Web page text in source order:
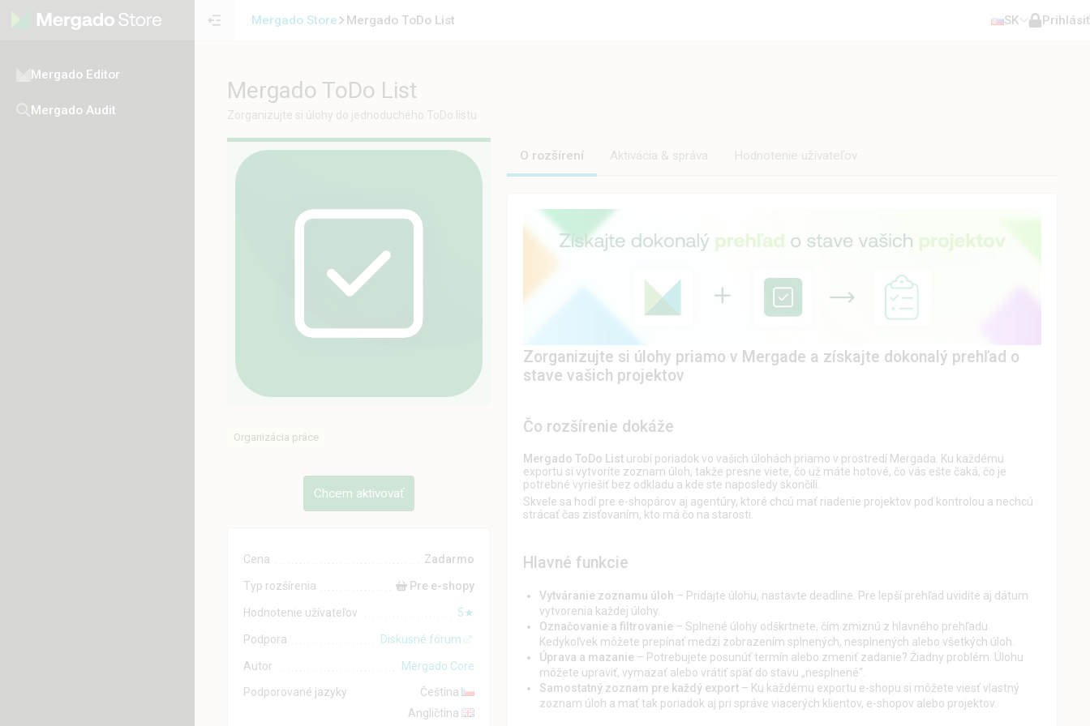
Mergado Store Mergado ToDo List SK Prihlásiť
Mergado Editor
Mergado Audit
Mergado ToDo List
Zorganizujte si úlohy do jednoduchého ToDo listu
Organizácia práce
Chcem aktivovať
Cena Zadarmo
Typ rozšírenia Pre e-shopy
Hodnotenie užívateľov 5★
Podpora Diskusné fórum
Autor
Mergado Core
Podporované jazyky
Čeština
Angličtina
O rozšírení Aktivácia & správa Hodnotenie užívateľov
Zorganizujte si úlohy priamo v Mergade a získajte dokonalý prehľad o
stave vašich projektov
Čo rozšírenie dokáže
Mergado ToDo List urobí poriadok vo vašich úlohách priamo v prostredí Mergada. Ku každému
exportu si vytvoríte zoznam úloh, takže presne viete, čo už máte hotové, čo vás ešte čaká, čo je
potrebné vyriešiť bez odkladu a kde ste naposledy skončili.
Skvele sa hodí pre e-shopárov aj agentúry, ktoré chcú mať riadenie projektov pod kontrolou a nechcú
strácať čas zisťovaním, kto má čo na starosti.
Hlavné funkcie
Vytváranie zoznamu úloh – Pridajte úlohu, nastavte deadline. Pre lepší prehľad uvidíte aj dátum
vytvorenia každej úlohy.
Označovanie a filtrovanie – Splnené úlohy odškrtnete, čím zmiznú z hlavného prehľadu.
Kedykoľvek môžete prepínať medzi zobrazením splnených, nesplnených alebo všetkých úloh.
Úprava a mazanie – Potrebujete posunúť termín alebo zmeniť zadanie? Žiadny problém. Úlohu
môžete upraviť, vymazať alebo vrátiť späť do stavu „nesplnené“.
Samostatný zoznam pre každý export – Ku každému exportu e-shopu si môžete viesť vlastný
zoznam úloh a mať tak poriadok aj pri správe viacerých klientov, e-shopov alebo projektov.